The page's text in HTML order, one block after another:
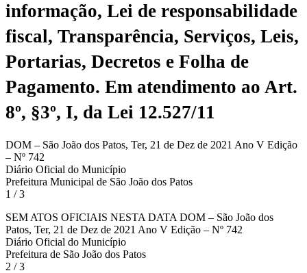
informação, Lei de responsabilidade
fiscal, Transparência, Serviços, Leis,
Portarias, Decretos e Folha de
Pagamento. Em atendimento ao Art.
8º, §3º, I, da Lei 12.527/11
DOM – São João dos Patos, Ter, 21 de Dez de 2021 Ano V Edição
– Nº 742
Diário Oficial do Município
Prefeitura Municipal de São João dos Patos
1 / 3
SEM ATOS OFICIAIS NESTA DATA DOM – São João dos
Patos, Ter, 21 de Dez de 2021 Ano V Edição – Nº 742
Diário Oficial do Município
Prefeitura de São João dos Patos
2 / 3